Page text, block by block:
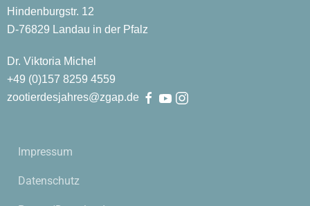
Hindenburgstr. 12
D-76829 Landau in der Pfalz
Dr. Viktoria Michel
+49 (0)157 8259 4559
zootierdesjahres@zgap.de
Impressum
Datenschutz